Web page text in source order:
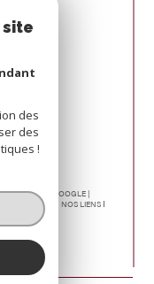
BY GOOGLE |
ADMIN
NOS LIENS
site
des
des
!